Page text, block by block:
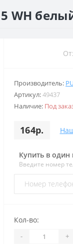
WH
Производитель:
Артикул:49437
Наличие: Под
164р.
Купить в один
Введите номер
Кол-во:
- +